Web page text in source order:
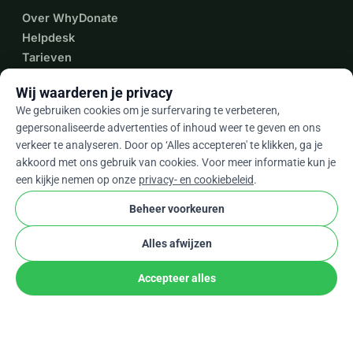
P.S.: Maar alsjeblieft, alsjeblieft, ssshh, ik wil niet dat zij, als
jullie weten over wie ik het heb, van deze verrassing hoort.
Over WhyDonate
Helpdesk
Tarieven
Meer bronnenexpand_more
★★★★★
Wij waarderen je privacy
We gebruiken cookies om je surfervaring te verbeteren,
gepersonaliseerde advertenties of inhoud weer te geven en ons
verkeer te analyseren. Door op ‘Alles accepteren' te klikken, ga je
akkoord met ons gebruik van cookies. Voor meer informatie kun je
een kijkje nemen op onze privacy- en cookiebeleid.
Beheer voorkeuren
Alles afwijzen
Accepteer alles